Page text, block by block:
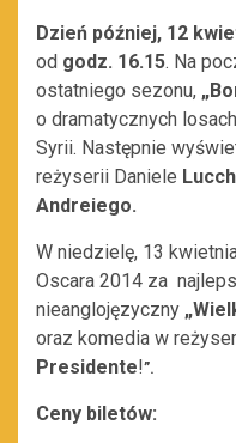
Dzień później, 12
od godz. 16.15. Na
ostatniego sezonu, „
o dramatycznych
Syrii. Następnie
reżyserii Daniele
Andreiego.
W niedzielę, 13
Oscara 2014 za
nieanglojęzyczny
oraz komedia w
Presidente!”.
Ceny biletów: